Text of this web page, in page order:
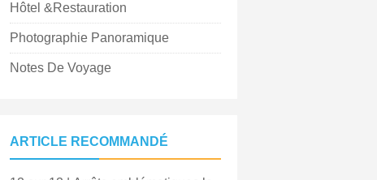
Hôtel &Restauration
Photographie Panoramique
Notes De Voyage
ARTICLE RECOMMANDÉ